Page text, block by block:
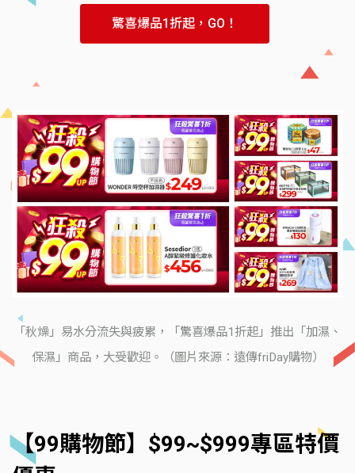
驚喜爆品1折起，GO！
「秋燥」易水分流失與疲累，「驚喜爆品1折起」推出「加濕、
保濕」商品，大受歡迎。（圖片來源：遠傳friDay購物）
【99購物節】$99~$999專區特價